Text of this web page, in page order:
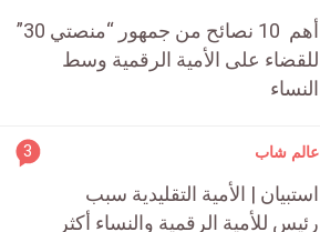
أهم 10 نصائح من جمهور “منصتي 30”
للقضاء على الأمية الرقمية وسط
النساء
عالم شاب 3
استبيان | الأمية التقليدية سبب
رئيس للأمية الرقمية والنساء أكثر